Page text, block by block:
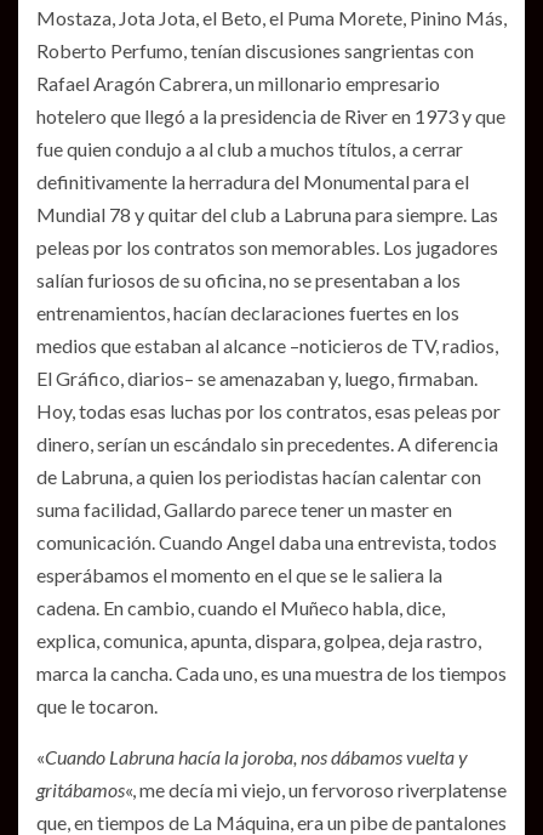
Mostaza, Jota Jota, el Beto, el Puma Morete, Pinino Más,
Roberto Perfumo, tenían discusiones sangrientas con
Rafael Aragón Cabrera, un millonario empresario
hotelero que llegó a la presidencia de River en 1973 y que
fue quien condujo a al club a muchos títulos, a cerrar
definitivamente la herradura del Monumental para el
Mundial 78 y quitar del club a Labruna para siempre. Las
peleas por los contratos son memorables. Los jugadores
salían furiosos de su oficina, no se presentaban a los
entrenamientos, hacían declaraciones fuertes en los
medios que estaban al alcance –noticieros de TV, radios,
El Gráfico, diarios– se amenazaban y, luego, firmaban.
Hoy, todas esas luchas por los contratos, esas peleas por
dinero, serían un escándalo sin precedentes. A diferencia
de Labruna, a quien los periodistas hacían calentar con
suma facilidad, Gallardo parece tener un master en
comunicación. Cuando Angel daba una entrevista, todos
esperábamos el momento en el que se le saliera la
cadena. En cambio, cuando el Muñeco habla, dice,
explica, comunica, apunta, dispara, golpea, deja rastro,
marca la cancha. Cada uno, es una muestra de los tiempos
que le tocaron.
«Cuando Labruna hacía la joroba, nos dábamos vuelta y
gritábamos«, me decía mi viejo, un fervoroso riverplatense
que, en tiempos de La Máquina, era un pibe de pantalones